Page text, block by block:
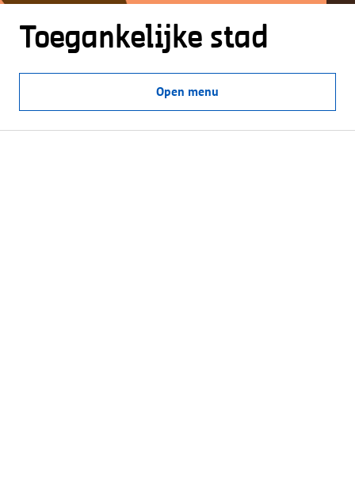
Toegankelijke stad
Open menu